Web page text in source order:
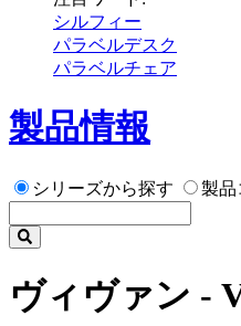
シルフィー
パラベルデスク
パラベルチェア
製品情報
シリーズから探す 製品
ヴィヴァン -